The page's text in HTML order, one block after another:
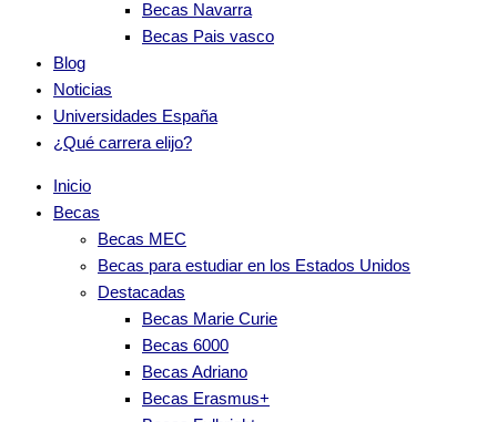
Becas Navarra
Becas Pais vasco
Blog
Noticias
Universidades España
¿Qué carrera elijo?
Inicio
Becas
Becas MEC
Becas para estudiar en los Estados Unidos
Destacadas
Becas Marie Curie
Becas 6000
Becas Adriano
Becas Erasmus+